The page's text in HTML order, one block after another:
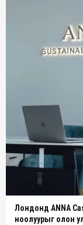
Лондонд ANNA
ноолуурыг олон